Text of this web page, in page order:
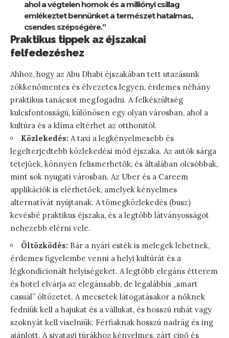
ahol a végtelen homok és a milliónyi csillag
emlékeztet bennünket a természet hatalmas,
csendes szépségére.”
Praktikus tippek az éjszakai
felfedezéshez
Ahhoz, hogy az Abu Dhabi éjszakában tett utazásunk
zökkenőmentes és élvezetes legyen, érdemes néhány
praktikus tanácsot megfogadni. A felkészültség
kulcsfontosságú, különösen egy olyan városban, ahol a
kultúra és a klíma eltérhet az otthonitól.
Közlekedés: A taxi a legkényelmesebb és
legelterjedtebb közlekedési mód éjszaka. Az autók sárga
tetejűek, könnyen felismerhetők, és általában olcsóbbak,
mint sok nyugati városban. Az Uber és a Careem
applikációk is elérhetőek, amelyek kényelmes
alternatívát nyújtanak. A tömegközlekedés (busz)
kevésbé praktikus éjszaka, és a legtöbb látványosságot
nehezebb elérni vele.
Öltözködés: Bár a nyári esték is melegek lehetnek,
érdemes figyelembe venni a helyi kultúrát és a
légkondicionált helyiségeket. A legtöbb elegáns étterem
és hotel elvárja az elegánsabb, de legalábbis „smart
casual” öltözetet. A mecsetek látogatásakor a nőknek
fedniük kell a hajukat és a vállukat, és hosszú ruhát vagy
szoknyát kell viselniük. Férfiaknak hosszú nadrág és ing
ajánlott. A sivatagi túrákhoz kényelmes, zárt cipő és